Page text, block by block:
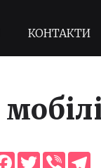
КОНТАКТИ
Facebook
Twitter
Viber